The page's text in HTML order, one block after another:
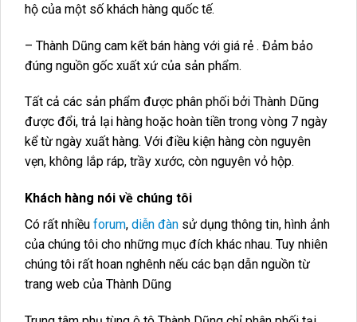
hộ của một số khách hàng quốc tế.
– Thành Dũng cam kết bán hàng với giá rẻ . Đảm bảo
đúng nguồn gốc xuất xứ của sản phẩm.
Tất cả các sản phẩm được phân phối bởi Thành Dũng
được đổi, trả lại hàng hoặc hoàn tiền trong vòng 7 ngày
kể từ ngày xuất hàng. Với điều kiện hàng còn nguyên
vẹn, không lắp ráp, trầy xước, còn nguyên vỏ hộp.
Khách hàng nói về chúng tôi
Có rất nhiều forum, diễn đàn sử dụng thông tin, hình ảnh
của chúng tôi cho những mục đích khác nhau. Tuy nhiên
chúng tôi rất hoan nghênh nếu các bạn dẫn nguồn từ
trang web của Thành Dũng